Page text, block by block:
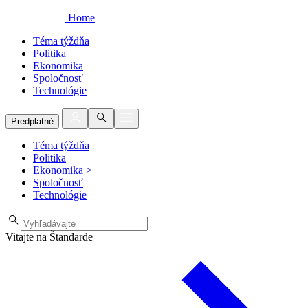
Home
Téma týždňa
Politika
Ekonomika
Spoločnosť
Technológie
Predplatné
Téma týždňa
Politika
Ekonomika >
Spoločnosť
Technológie
Vitajte na Štandarde